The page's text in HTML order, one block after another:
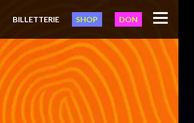
BILLETTERIE SHOP DON